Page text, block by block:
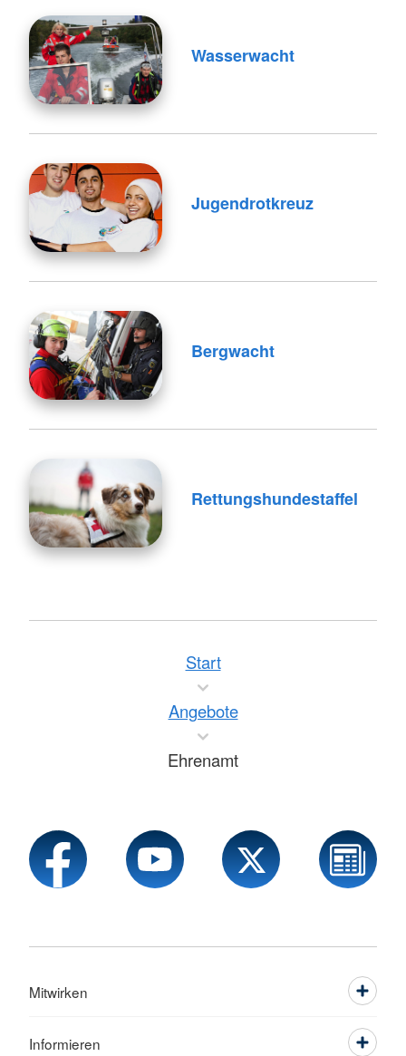
Wasserwacht
Jugendrotkreuz
Bergwacht
Rettungshundestaffel
Start
Angebote
Ehrenamt
Mitwirken
Informieren